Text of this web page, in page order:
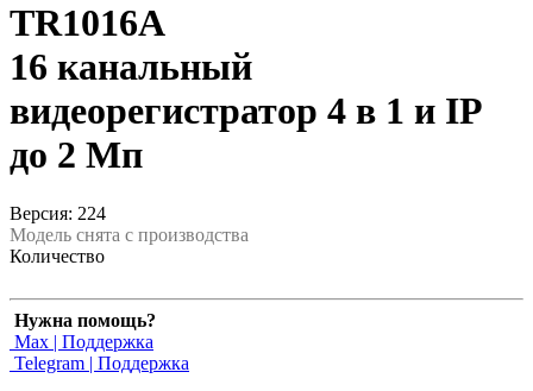
TR1016A
16 канальный
видеорегистратор 4 в 1 и IP
до 2 Мп
Версия: 224
Модель снята с производства
Количество
Нужна помощь?
Max | Поддержка
Telegram | Поддержка